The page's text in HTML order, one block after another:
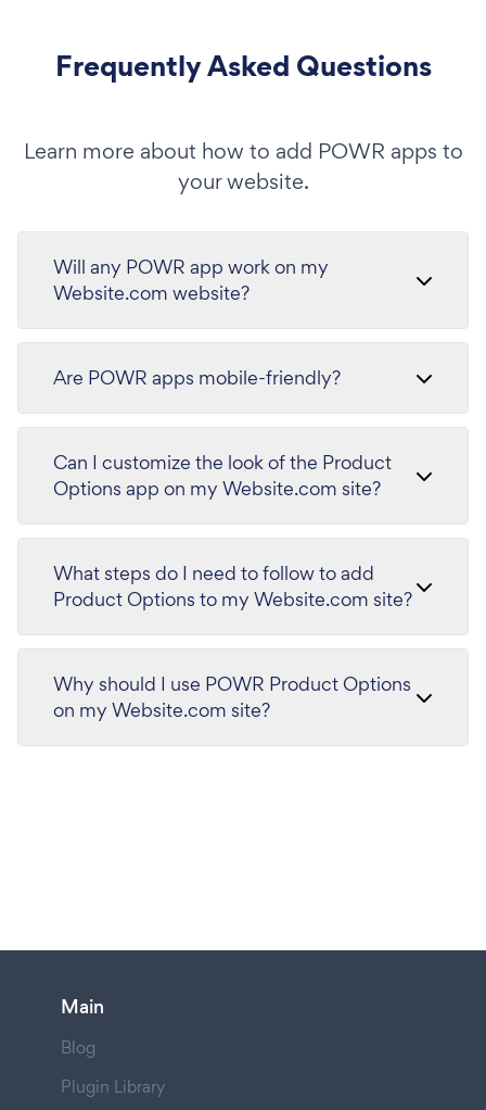
Frequently Asked Questions
Learn more about how to add POWR apps to
your website.
Will any POWR app work on my
Website.com website?
Are POWR apps mobile-friendly?
Can I customize the look of the Product
Options app on my Website.com site?
What steps do I need to follow to add
Product Options to my Website.com site?
Why should I use POWR Product Options
on my Website.com site?
Main
Blog
Plugin Library